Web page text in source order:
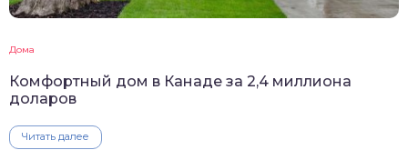
Дома
Комфортный дом в Канаде за 2,4 миллиона
доларов
Читать далее